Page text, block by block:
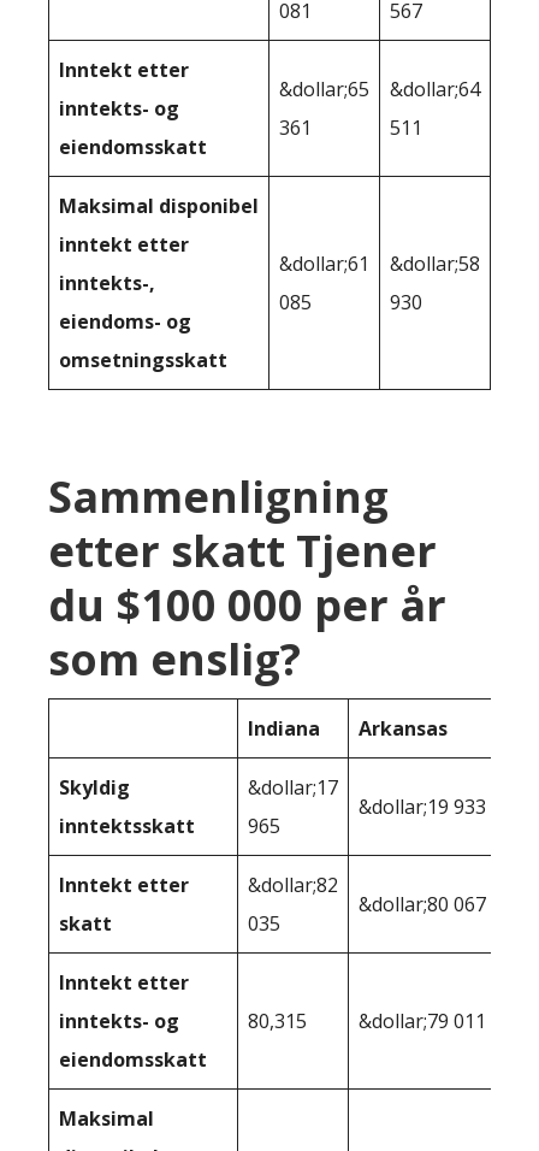
081 567
Inntekt etter
inntekts- og
eiendomsskatt
&dollar;65
361
&dollar;64
511
Maksimal disponibel
inntekt etter
inntekts-,
eiendoms- og
omsetningsskatt
&dollar;61
085
&dollar;58
930
Sammenligning
etter skatt Tjener
du $100 000 per år
som enslig?
Indiana Arkansas
Skyldig
inntektsskatt
&dollar;17
965
&dollar;19 933
Inntekt etter
skatt
&dollar;82
035
&dollar;80 067
Inntekt etter
inntekts- og
eiendomsskatt
80,315 &dollar;79 011
Maksimal